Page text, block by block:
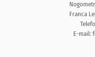
Franca
E-mail: